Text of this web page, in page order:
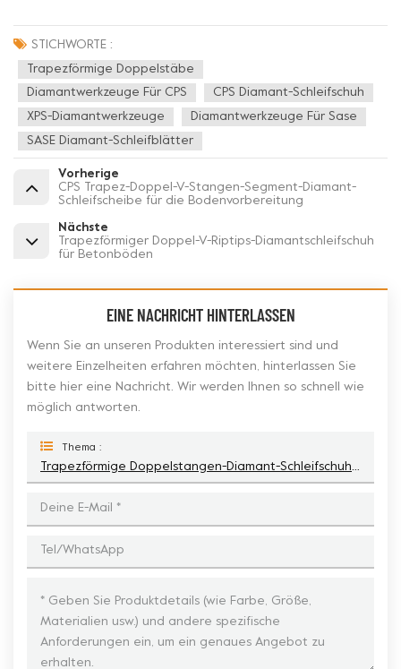
STICHWORTE :
Trapezförmige Doppelstäbe
Diamantwerkzeuge Für CPS
CPS Diamant-Schleifschuh
XPS-Diamantwerkzeuge Diamantwerkzeuge Für Sase
SASE Diamant-Schleifblätter
Vorherige
CPS Trapez-Doppel-V-Stangen-Segment-Diamant-
Schleifscheibe für die Bodenvorbereitung
Nächste
Trapezförmiger Doppel-V-Riptips-Diamantschleifschuh
für Betonböden
EINE NACHRICHT HINTERLASSEN
Wenn Sie an unseren Produkten interessiert sind und
weitere Einzelheiten erfahren möchten, hinterlassen Sie
bitte hier eine Nachricht. Wir werden Ihnen so schnell wie
möglich antworten.
Thema :
Trapezförmige Doppelstangen-Diamant-Schleifschuh Für CPS XPS Sase-Maschine